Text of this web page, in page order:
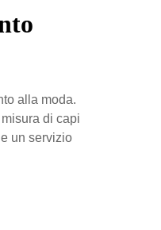
alla moda.
di capi
un servizio